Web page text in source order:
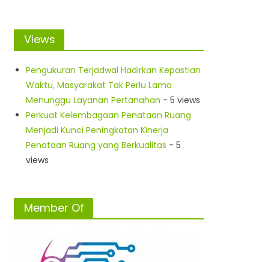
Views
Pengukuran Terjadwal Hadirkan Kepastian
Waktu, Masyarakat Tak Perlu Lama
Menunggu Layanan Pertanahan - 5 views
Perkuat Kelembagaan Penataan Ruang
Menjadi Kunci Peningkatan Kinerja
Penataan Ruang yang Berkualitas - 5
views
Member Of